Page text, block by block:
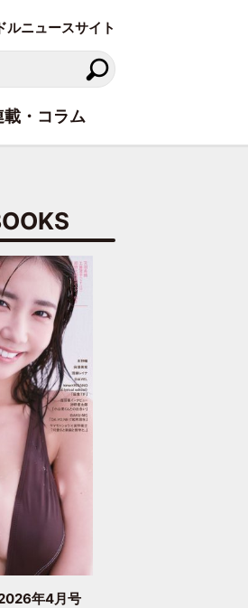
ニュースサイト
年4月号
載・コラム